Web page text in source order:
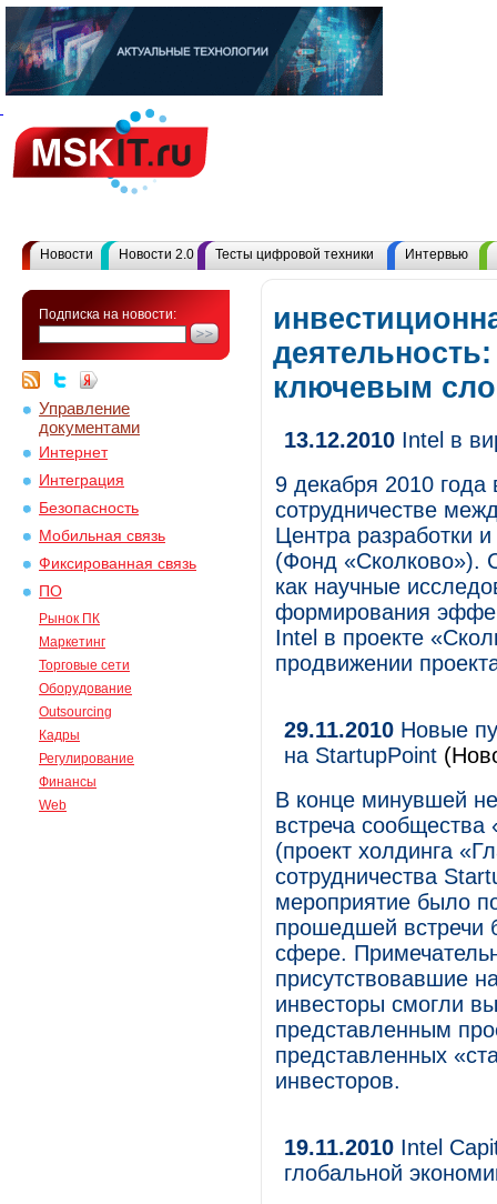
Новости Новости 2.0 Тесты цифровой техники Интервью
Подписка на новости:
Управление
документами
Интернет
Интеграция
Безопасность
Мобильная связь
Фиксированная связь
ПО
Рынок ПК
Маркетинг
Торговые сети
Оборудование
Outsourcing
Кадры
Регулирование
Финансы
Web
ключевым
13.12.2010 Intel в
9 декабря 2010
сотрудничестве
Центра разработки
(Фонд «Сколково»).
как научные
формирования
Intel в проекте
продвижении
29.11.2010 Новые
на StartupPoint
В конце минувшей
встреча сообщества
(проект холдинга
сотрудничества
мероприятие было
прошедшей встречи
сфере.
присутствовавшие
инвесторы смогли
представленным
представленных
инвесторов.
19.11.2010 Intel
глобальной